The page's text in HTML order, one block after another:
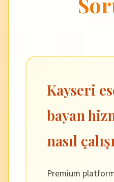
Kayseri
bayan
nasıl
Premium